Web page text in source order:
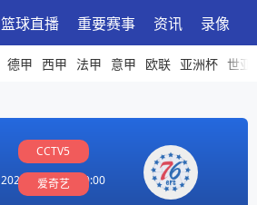
篮球直播 重要赛事 资讯 录像
德甲 西甲 法甲 意甲 欧联 亚洲杯 世亚
CCTV5
爱奇艺
2026-04-20 01:00:00